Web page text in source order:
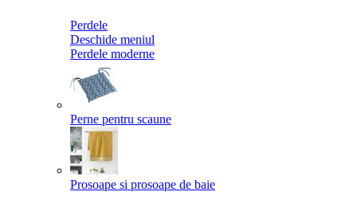
Perdele
Deschide meniul
Perdele moderne
Perne pentru scaune
Prosoape si prosoape de baie